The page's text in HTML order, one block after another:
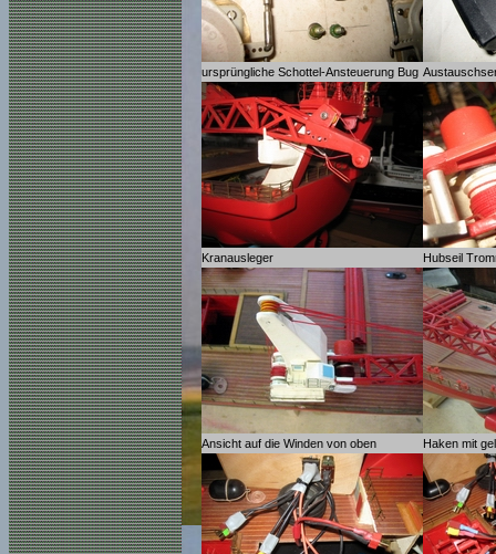
ursprüngliche Schottel-Ansteuerung Bug
Kranausleger Hubseil
Ansicht auf die Winden von oben Haken mit